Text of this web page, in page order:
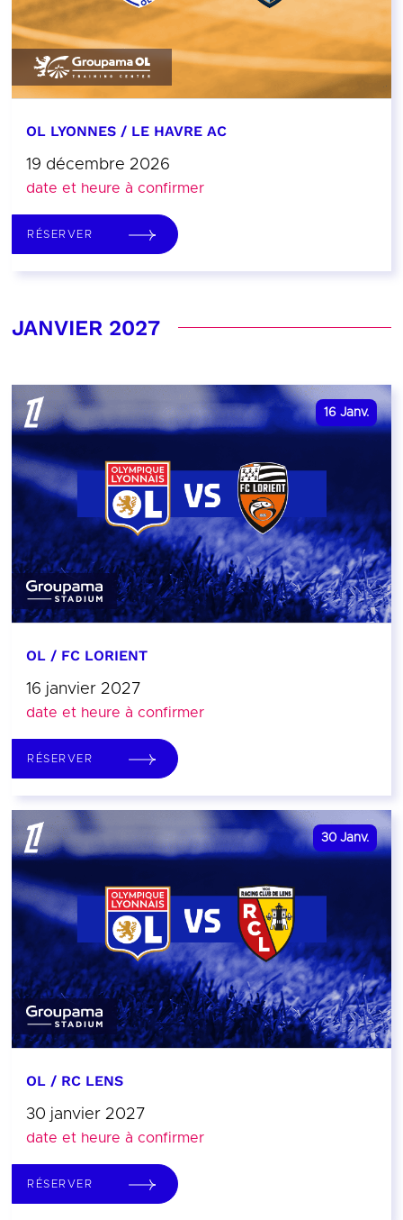
OL LYONNES / LE HAVRE AC
19 décembre 2026
date et heure à confirmer
RÉSERVER
JANVIER 2027
16 Janv.
OL / FC LORIENT
16 janvier 2027
date et heure à confirmer
RÉSERVER
30 Janv.
OL / RC LENS
30 janvier 2027
date et heure à confirmer
RÉSERVER